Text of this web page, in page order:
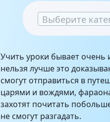
Выберите
Учить уроки бывает очень
нельзя лучше это
смогут отправиться в
царями и вождями,
захотят почитать
не смогут разгадать.